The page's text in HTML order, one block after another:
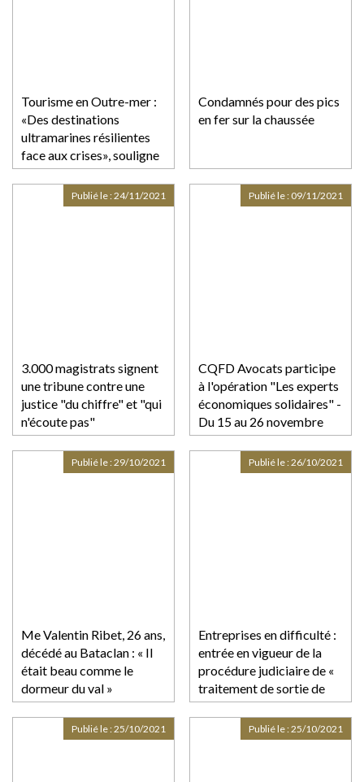
Tourisme en Outre-mer :
«Des destinations
ultramarines résilientes
face aux crises», souligne
une étude
ACCD'OM/Banque des
Territoires
Condamnés pour des pics
en fer sur la chaussée
3.000 magistrats signent
une tribune contre une
justice "du chiffre" et "qui
n'écoute pas"
Publié le :24/11/2021
CQFD Avocats participe
à l'opération "Les experts
économiques solidaires" -
Du 15 au 26 novembre
2021
Publié le : 09/11/2021
Me Valentin Ribet, 26 ans,
décédé au Bataclan : « Il
était beau comme le
dormeur du val »
Publié le :29/10/2021
Entreprises en difficulté :
entrée en vigueur de la
procédure judiciaire de «
traitement de sortie de
crise »
Publié le :26/10/2021
Publié le :25/10/2021 Publié le :25/10/2021